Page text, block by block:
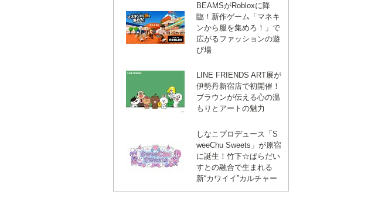
BEAMSがRobloxに降
臨！新作ゲーム「マネキ
ンから服を集めろ！」で
広がるファッションの遊
び場
LINE FRIENDS ART展が
伊勢丹新宿店で初開催！
ブラウンが伝える心の温
もりとアートの魅力
しなこプロデュース「S
weeChu Sweets」が原宿
に誕生！竹下☆ぱらだい
すとの融合で生まれる
新“カワイイ”カルチャー